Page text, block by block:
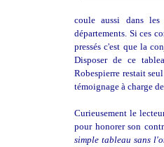
coule aussi dans
départements. Si ces
pressés c'est que la
Disposer de ce
Robespierre restait
témoignage à charge
Curieusement le
pour honorer son
simple tableau sans